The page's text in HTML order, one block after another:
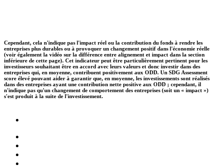
Cependant, cela n'indique pas l'impact réel ou la contribution du fonds à rendre les
entreprises plus durables ou à provoquer un changement positif dans l'économie réelle
(voir également la vidéo sur la différence entre alignement et impact dans la section
inférieure de cette page). Cet indicateur peut être particulièrement pertinent pour les
investisseurs souhaitant être en accord avec leurs valeurs et donc investir dans des
entreprises qui, en moyenne, contribuent positivement aux ODD. Un SDG Assessment
score élevé pouvant aider à garantir que, en moyenne, les investissements sont réalisés
dans des entreprises ayant une contribution nette positive aux ODD ; cependant, il
n'indique pas qu'un changement de comportement des entreprises (soit un « impact »)
s'est produit à la suite de l'investissement.